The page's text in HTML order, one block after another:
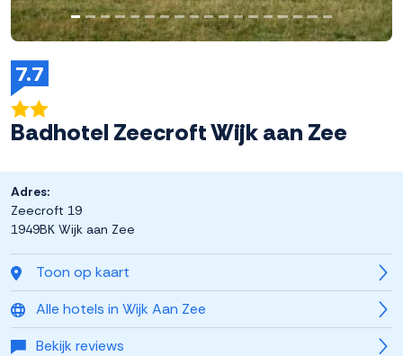
7.7
Badhotel Zeecroft Wijk aan Zee
Toon op kaart
Alle hotels in Wijk Aan Zee
Bekijk reviews
Adres:
Zeecroft 19
1949BK Wijk aan Zee